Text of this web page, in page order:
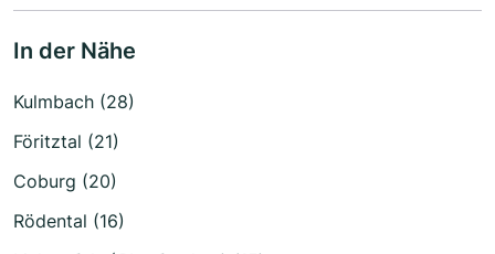
In der Nähe
Kulmbach (28)
Föritztal (21)
Coburg (20)
Rödental (16)